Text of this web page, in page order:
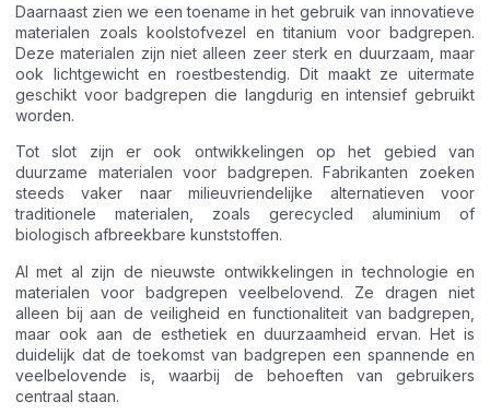
Daarnaast zien we een toename in het gebruik van innovatieve
materialen zoals koolstofvezel en titanium voor badgrepen.
Deze materialen zijn niet alleen zeer sterk en duurzaam, maar
ook lichtgewicht en roestbestendig. Dit maakt ze uitermate
geschikt voor badgrepen die langdurig en intensief gebruikt
worden.
Tot slot zijn er ook ontwikkelingen op het gebied van
duurzame materialen voor badgrepen. Fabrikanten zoeken
steeds vaker naar milieuvriendelijke alternatieven voor
traditionele materialen, zoals gerecycled aluminium of
biologisch afbreekbare kunststoffen.
Al met al zijn de nieuwste ontwikkelingen in technologie en
materialen voor badgrepen veelbelovend. Ze dragen niet
alleen bij aan de veiligheid en functionaliteit van badgrepen,
maar ook aan de esthetiek en duurzaamheid ervan. Het is
duidelijk dat de toekomst van badgrepen een spannende en
veelbelovende is, waarbij de behoeften van gebruikers
centraal staan.